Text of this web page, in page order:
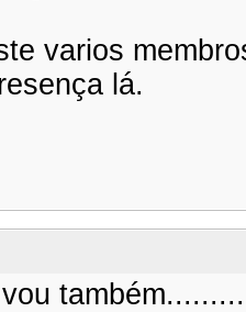
varios
lá.